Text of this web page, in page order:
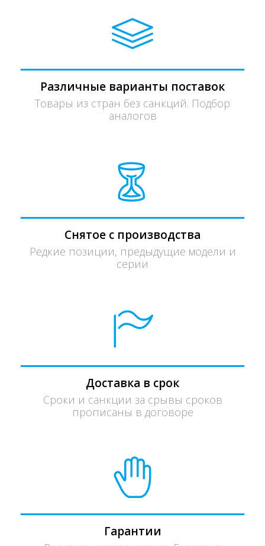
Различные варианты поставок
Товары из стран без санкций. Подбор
аналогов
Снятое с производства
Редкие позиции, предыдущие модели и
серии
Доставка в срок
Сроки и санкции за срывы сроков
прописаны в договоре
Гарантии